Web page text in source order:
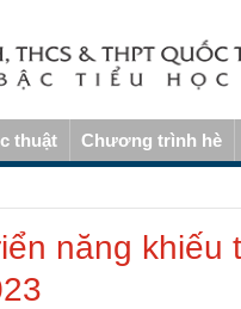
thuật Chương trình hè
năng khiếu